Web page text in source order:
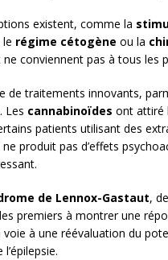
existent, comme la
le régime cétogène ou la
conviennent pas à tous les
de traitements innovants,
Les cannabinoïdes ont attiré
patients utilisant des
produit pas d’effets
de Lennox-Gastaut,
premiers à montrer une
à une réévaluation du